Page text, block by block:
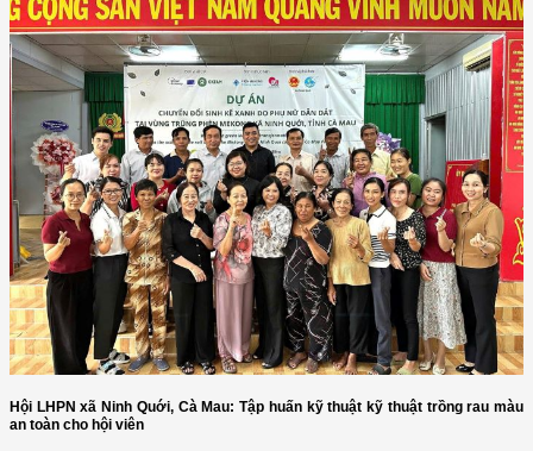
Hội LHPN xã Ninh Quới, Cà Mau: Tập huấn kỹ thuật kỹ thuật trồng rau màu
an toàn cho hội viên